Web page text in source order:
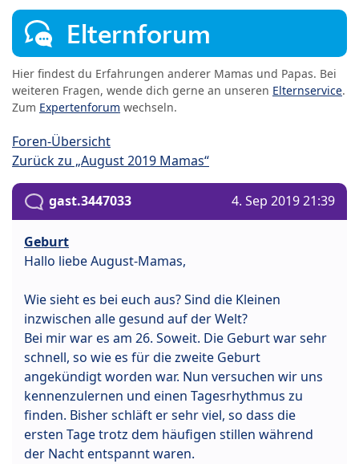
Elternforum
Hier findest du Erfahrungen anderer Mamas und Papas. Bei
weiteren Fragen, wende dich gerne an unseren Elternservice.
Zum Expertenforum wechseln.
Foren-Übersicht
Zurück zu „August 2019 Mamas“
gast.3447033 4. Sep 2019 21:39
Geburt
Hallo liebe August-Mamas,
Wie sieht es bei euch aus? Sind die Kleinen
inzwischen alle gesund auf der Welt?
Bei mir war es am 26. Soweit. Die Geburt war sehr
schnell, so wie es für die zweite Geburt
angekündigt worden war. Nun versuchen wir uns
kennenzulernen und einen Tagesrhythmus zu
finden. Bisher schläft er sehr viel, so dass die
ersten Tage trotz dem häufigen stillen während
der Nacht entspannt waren.